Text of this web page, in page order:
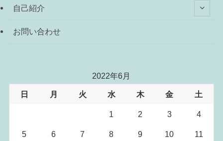
自己紹介
お問い合わせ
2022年6月
日 月 火 水 木 金 土
1 2 3 4
5 6 7 8 9 10 11